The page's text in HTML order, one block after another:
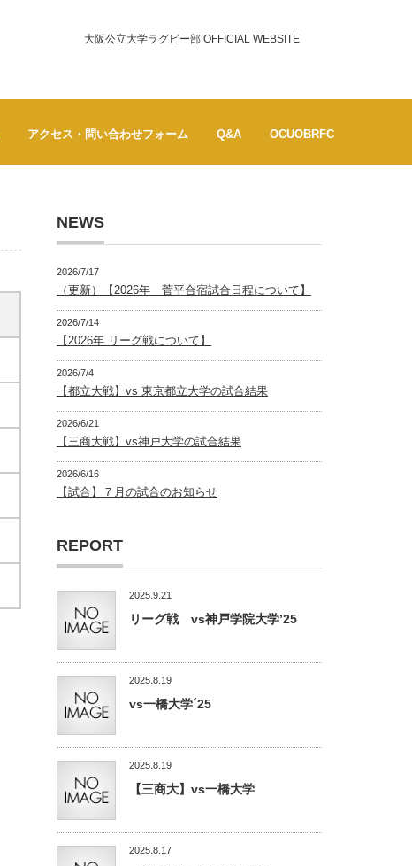
大阪公立大学ラグビー部 OFFICIAL WEBSITE
アクセス・問い合わせフォーム Q&A OCUOBRFC
NEWS
2026/7/17
（更新）【2026年 菅平合宿試合日程について】
2026/7/14
【2026年 リーグ戦について】
2026/7/4
【都立大戦】vs 東京都立大学の試合結果
2026/6/21
【三商大戦】vs神戸大学の試合結果
2026/6/16
【試合】７月の試合のお知らせ
REPORT
2025.9.21
リーグ戦 vs神戸学院大学’25
2025.8.19
vs一橋大学´25
2025.8.19
【三商大】vs一橋大学
2025.8.17